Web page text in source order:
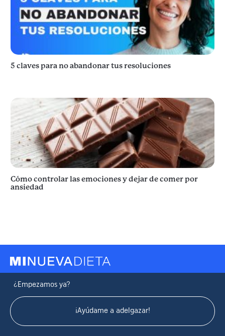
5 claves para no abandonar tus resoluciones
Cómo controlar las emociones y dejar de comer por
ansiedad
¿Empezamos ya?
¡Ayúdame a adelgazar!